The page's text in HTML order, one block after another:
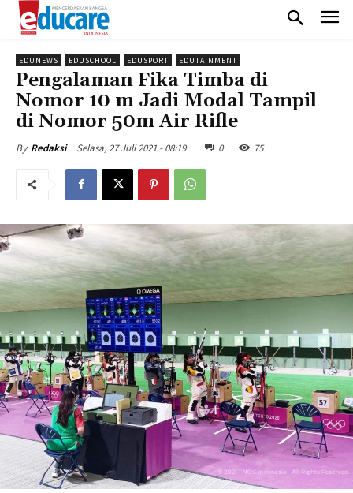
EDUNEWS EDUSCHOOL EDUSPORT EDUTAINMENT
Pengalaman Fika Timba di
Nomor 10 m Jadi Modal Tampil
di Nomor 50m Air Rifle
By Redaksi Selasa, 27 Juli 2021 - 08:19 0 75